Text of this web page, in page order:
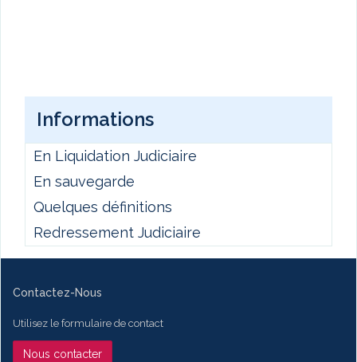
Informations
En Liquidation Judiciaire
En sauvegarde
Quelques définitions
Redressement Judiciaire
Contactez-Nous
Utilisez le formulaire de contact
Nous contacter